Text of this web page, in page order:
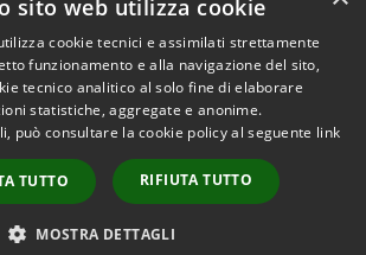
Copyright © 2026 • Comune di
Castiglione della Pescaia •
Powered byMunicipium
Accesso redazione
sito web utilizza cookie
cookie tecnici e assimilati strettamente
funzionamento e alla navigazione del sito,
tecnico analitico al solo fine di elaborare
statistiche, aggregate e anonime.
può consultare la cookie policy al seguente link
TUTTO RIFIUTA TUTTO
MOSTRA DETTAGLI